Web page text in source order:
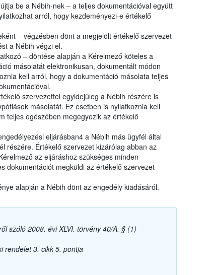
be a Nébih-nek – a teljes dokumentációval együtt
arról, hogy kezdeményezi-e értékelő
– végzésben dönt a megjelölt értékelő szervezet
a Nébih végzi el.
– döntése alapján a Kérelmező köteles a
másolatát elektronikusan, dokumentált módon
kell arról, hogy a dokumentáció másolata teljes
szervezettel egyidejűleg a Nébih részére is
másolatát. Ez esetben is nyilatkoznia kell
teljes egészében megegyezik az értékelő
eljárásban4 a Nébih más ügyfél által
részére. Értékelő szervezet kizárólag abban az
az eljáráshoz szükséges minden
dokumentációt megküldi az értékelő szervezet
alapján a Nébih dönt az engedély kiadásáról.
szóló 2008. évi XLVI. törvény 40/A. § (1)
rendelet 3. cikk 5. pontja